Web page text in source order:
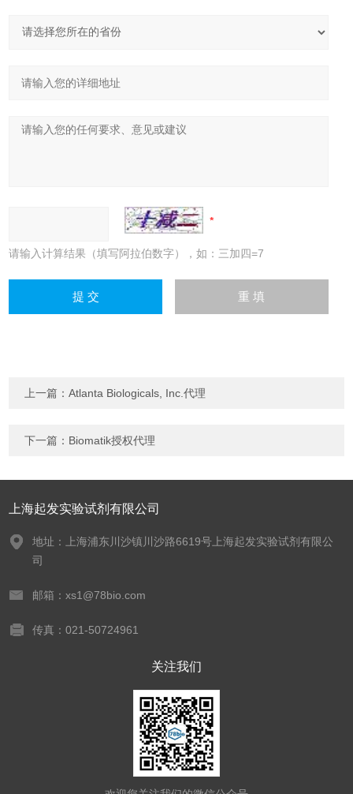
请输入计算结果（填写阿拉伯数字），如：三加四=7
上一篇：Atlanta Biologicals, Inc.代理
下一篇： Biomatik授权代理
上海起发实验试剂有限公司
地址：上海浦东川沙镇川沙路6619号上海起发实验试剂有限公
司
邮箱：xs1@78bio.com
传真：021-50724961
关注我们